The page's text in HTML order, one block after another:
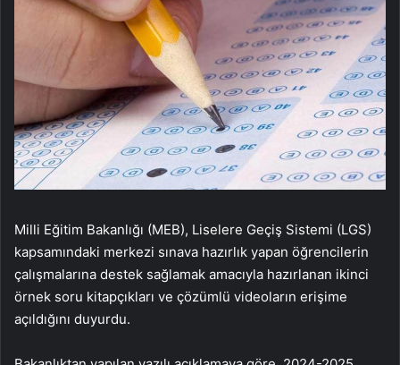
Milli Eğitim Bakanlığı (MEB), Liselere Geçiş Sistemi (LGS)
kapsamındaki merkezi sınava hazırlık yapan öğrencilerin
çalışmalarına destek sağlamak amacıyla hazırlanan ikinci
örnek soru kitapçıkları ve çözümlü videoların erişime
açıldığını duyurdu.